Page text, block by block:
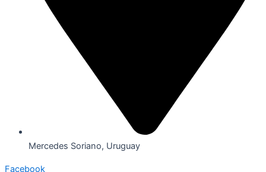
Mercedes Soriano, Uruguay
Facebook